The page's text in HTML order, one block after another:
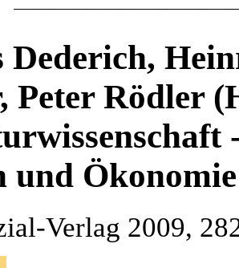
Peter Rödler
und Ökonomie
Verlag 2009,